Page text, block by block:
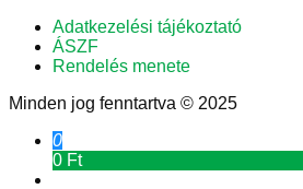
Adatkezelési tájékoztató
ÁSZF
Rendelés menete
Minden jog fenntartva © 2025
0
0 Ft